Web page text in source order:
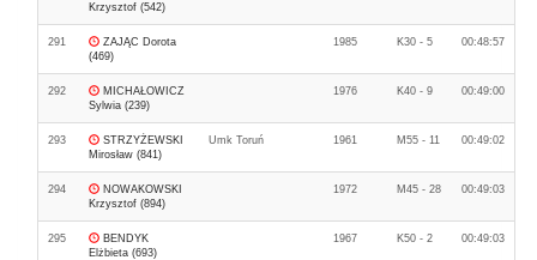
Krzysztof (542)
291
ZAJĄC Dorota
(469)
1985 K30 - 5 00:48:57
292
MICHAŁOWICZ
Sylwia (239)
1976 K40 - 9 00:49:00
293
STRZYŻEWSKI
Mirosław (841)
Umk Toruń 1961 M55 - 11 00:49:02
294
NOWAKOWSKI
Krzysztof (894)
1972 M45 - 28 00:49:03
295
BENDYK
Elżbieta (693)
1967 K50 - 2 00:49:03